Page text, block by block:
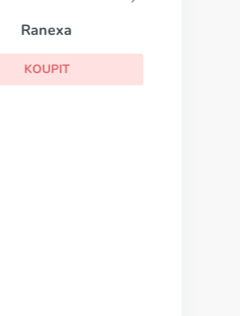
Ranexa
KOUPIT